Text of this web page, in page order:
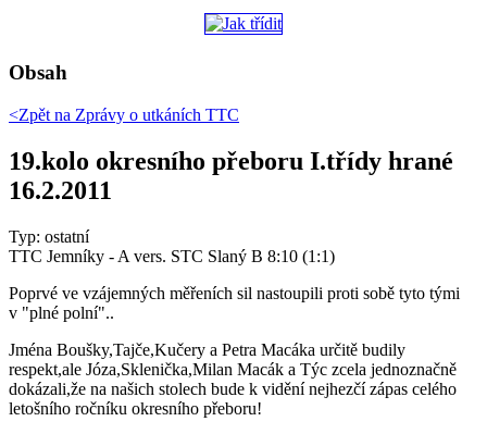
Obsah
<Zpět na Zprávy o utkáních TTC
19.kolo okresního přeboru I.třídy hrané
16.2.2011
Typ: ostatní
TTC Jemníky - A vers. STC Slaný B 8:10 (1:1)
Poprvé ve vzájemných měřeních sil nastoupili proti sobě tyto tými
v "plné polní"..
Jména Boušky,Tajče,Kučery a Petra Macáka určitě budily
respekt,ale Józa,Sklenička,Milan Macák a Týc zcela jednoznačně
dokázali,že na našich stolech bude k vidění nejhezčí zápas celého
letošního ročníku okresního přeboru!